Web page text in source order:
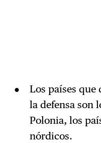
Los países que
la defensa son
Polonia, los
nórdicos.